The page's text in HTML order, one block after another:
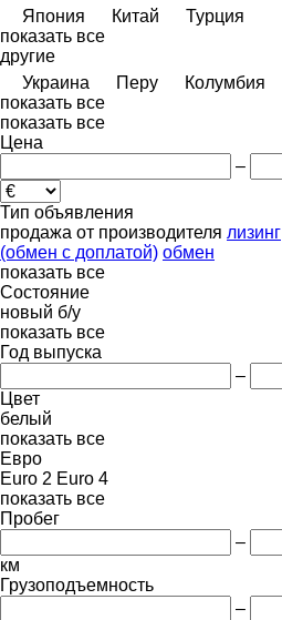
Япония
Китай
Турция
показать все
другие
Украина
Перу Колумбия
показать все
показать все
Цена
–
Тип объявления
продажа от производителя лизинг
(обмен с доплатой) обмен
показать все
Состояние
новый б/у
показать все
Год выпуска
–
Цвет
белый
показать все
Евро
Euro 2 Euro 4
показать все
Пробег
–
км
Грузоподъемность
–